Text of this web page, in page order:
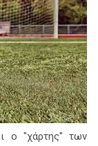
ο "χάρτης" των